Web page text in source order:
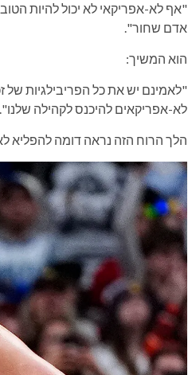
"אף לא-אפריקאי לא יכול להיות הטוב
אדם שחור".
הוא המשיך:
"לאמינם יש את כל הפריבילגיות של
לא-אפריקאים להיכנס לקהילה שלנו".
הלך הרוח הזה נראה דומה להפליא